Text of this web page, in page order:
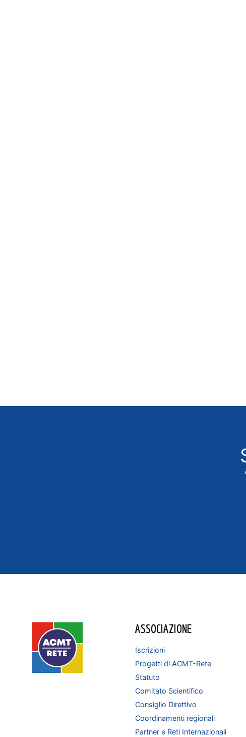
ASSOCIAZIONE
Iscrizioni
Progetti di ACMT-Rete
Statuto
Comitato Scientifico
Consiglio Direttivo
Coordinamenti regionali
Partner e Reti Internazionali